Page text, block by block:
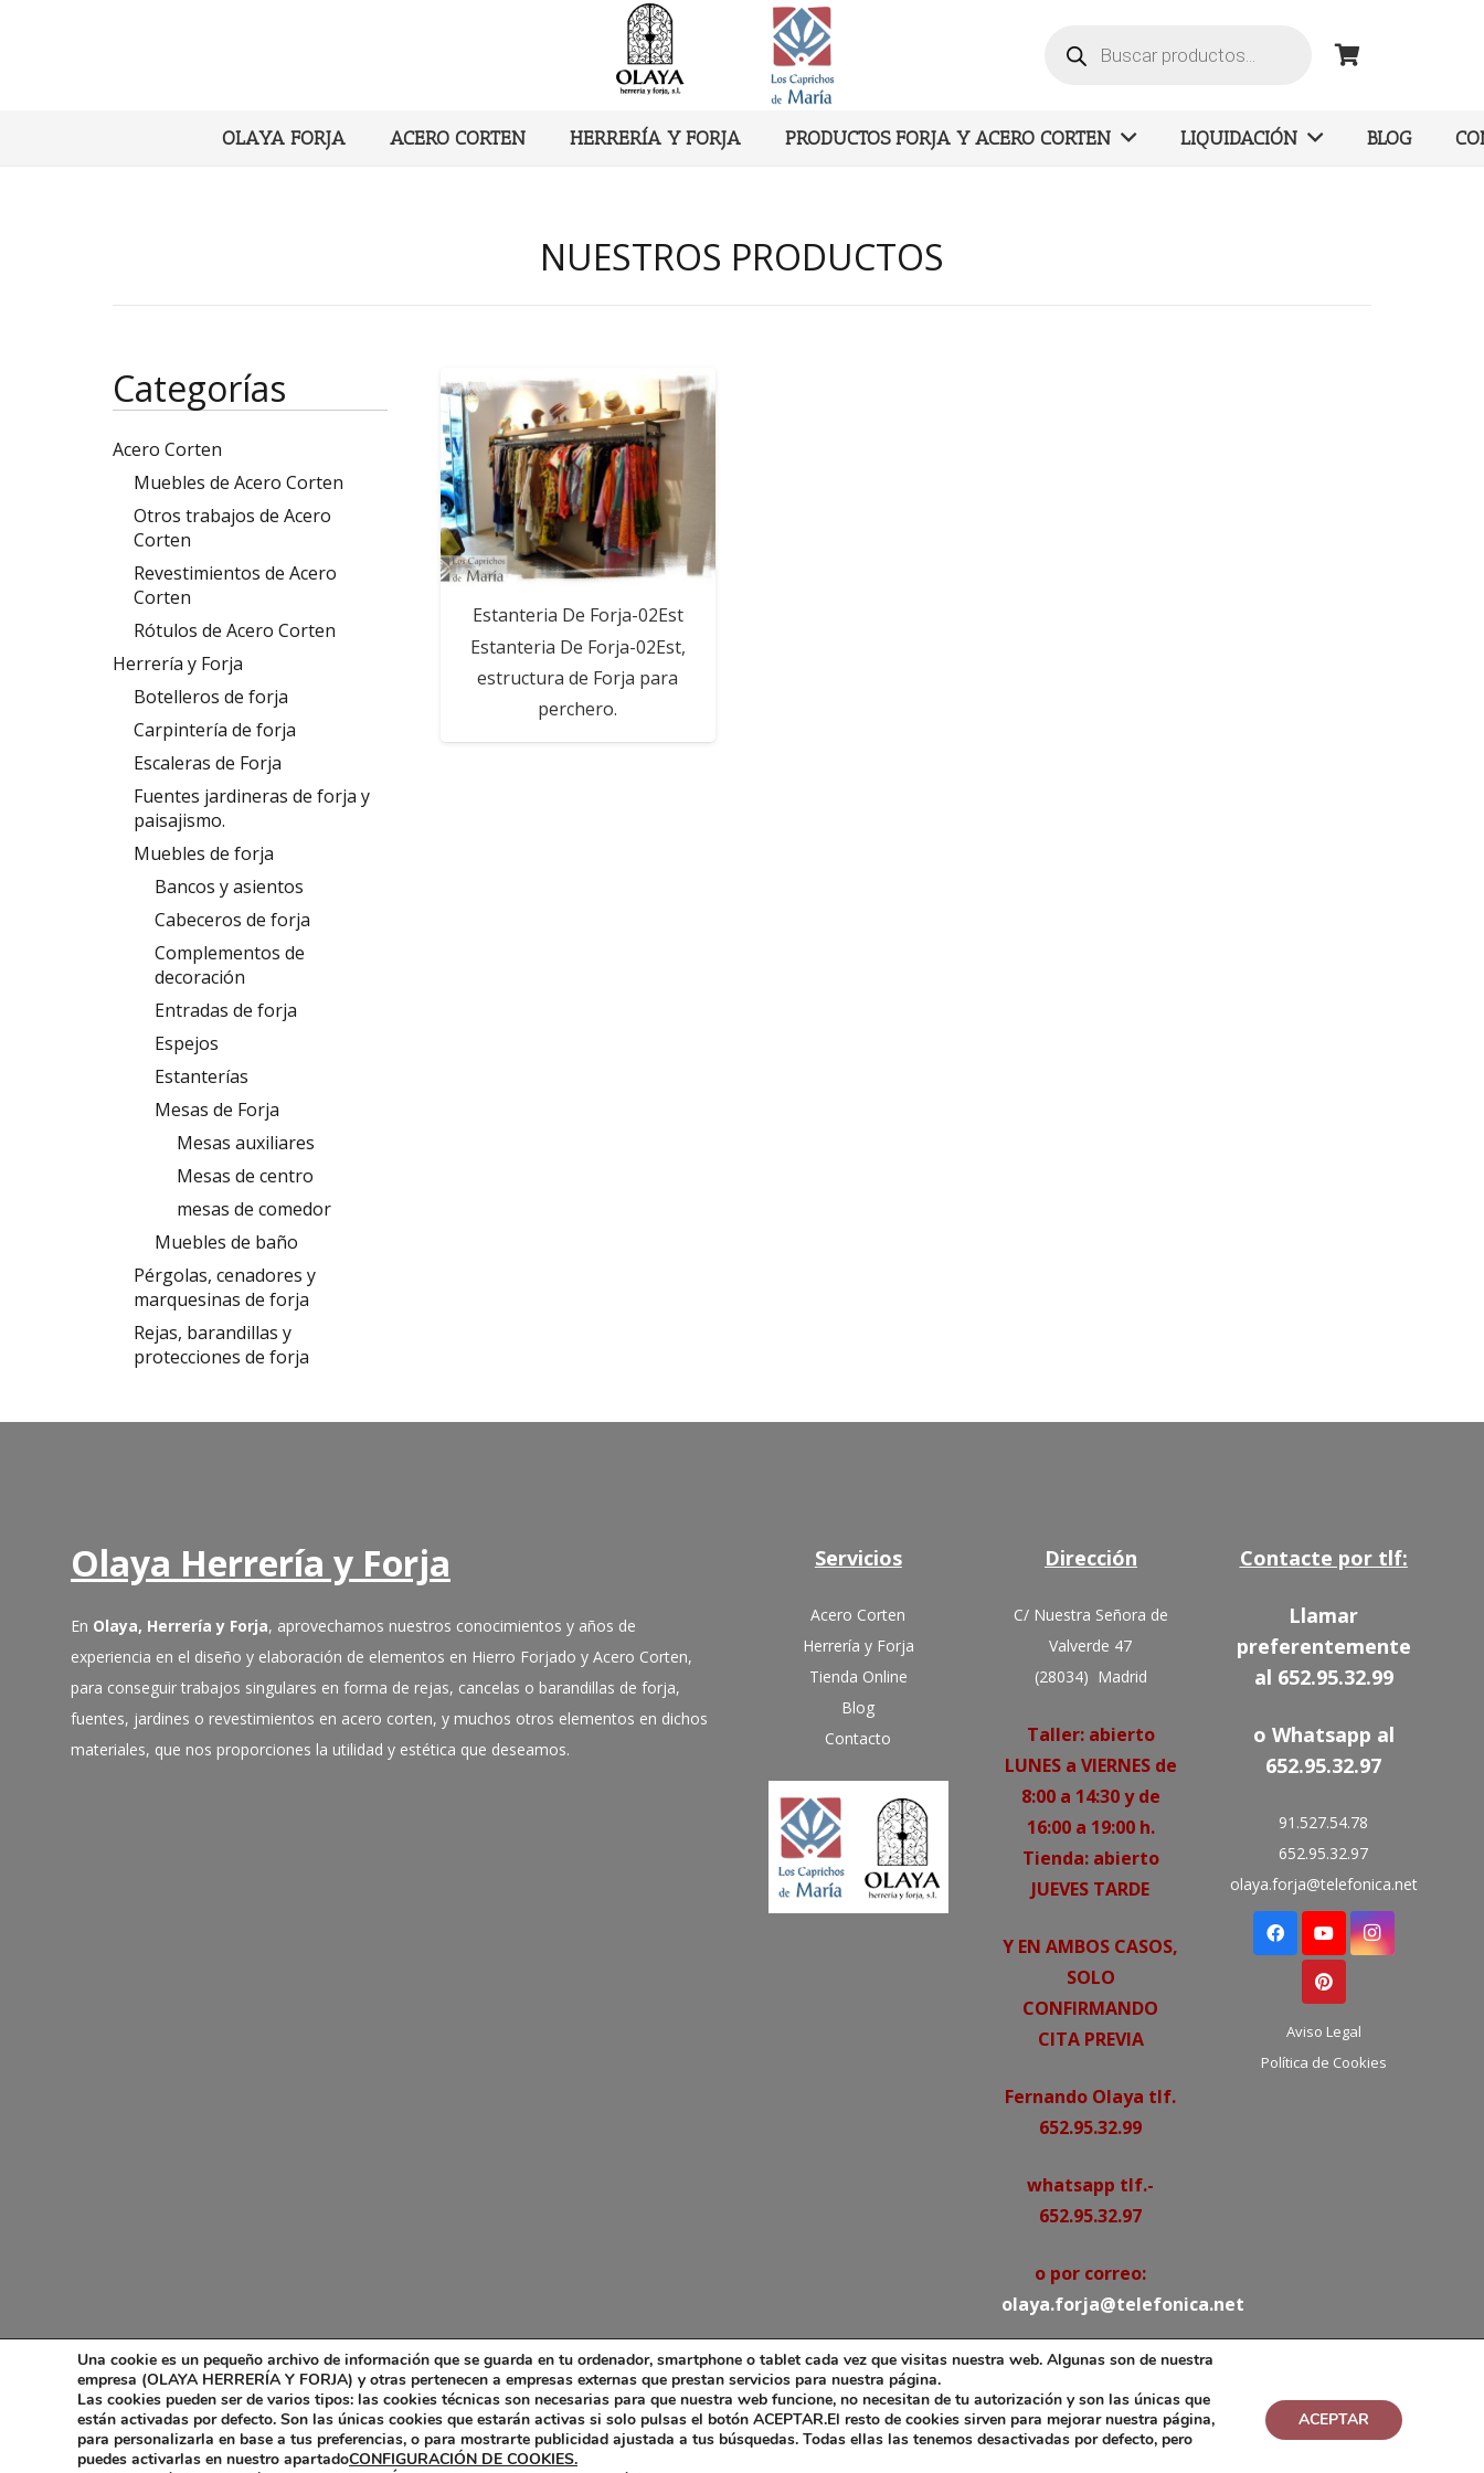
productos
OLAYA FORJA ACERO CORTEN HERRERÍA Y FORJA PRODUCTOS FORJA Y ACERO CORTEN LIQUIDACIÓN BLOG
NUESTROS PRODUCTOS
Categorías
Acero Corten
Muebles de Acero Corten
Otros trabajos de Acero
Corten
Revestimientos de Acero
Corten
Rótulos de Acero Corten
Herrería y Forja
Botelleros de forja
Carpintería de forja
Escaleras de Forja
Fuentes jardineras de forja y
paisajismo.
Muebles de forja
Bancos y asientos
Cabeceros de forja
Complementos de
decoración
Entradas de forja
Espejos
Estanterías
Mesas de Forja
Mesas auxiliares
Mesas de centro
mesas de comedor
Muebles de baño
Pérgolas, cenadores y
marquesinas de forja
Rejas, barandillas y
protecciones de forja
Estanteria De Forja-02Est
Estanteria De Forja-02Est,
estructura de Forja para
perchero.
Olaya Herrería y Forja
En Olaya, Herrería y Forja, aprovechamos nuestros conocimientos y años de
experiencia en el diseño y elaboración de elementos en Hierro Forjado y Acero Corten,
para conseguir trabajos singulares en forma de rejas, cancelas o barandillas de forja,
fuentes, jardines o revestimientos en acero corten, y muchos otros elementos en dichos
materiales, que nos proporciones la utilidad y estética que deseamos.
Servicios
Acero Corten
Herrería y Forja
Tienda Online
Blog
Contacto
Dirección
C/ Nuestra Señora de
Valverde 47
(28034) Madrid
Taller: abierto
LUNES a VIERNES de
8:00 a 14:30 y de
16:00 a 19:00 h.
Tienda: abierto
JUEVES TARDE
Y EN AMBOS CASOS,
SOLO
CONFIRMANDO
CITA PREVIA
Fernando Olaya tlf.
652.95.32.99
whatsapp tlf.-
652.95.32.97
o por correo:
olaya.forja@telefonica.net
Contacte por tlf:
Llamar
preferentemente
al 652.95.32.99
o Whatsapp al
652.95.32.97
91.527.54.78
652.95.32.97
olaya.forja@telefonica.net
Aviso Legal
Política de Cookies
Diseño web por Pinkstone™
Una cookie es un pequeño archivo de información que se guarda en tu ordenador, smartphone o tablet cada vez que visitas nuestra web. Algunas son de nuestra
empresa (OLAYA HERRERÍA Y FORJA) y otras pertenecen a empresas externas que prestan servicios para nuestra página.
Las cookies pueden ser de varios tipos: las cookies técnicas son necesarias para que nuestra web funcione, no necesitan de tu autorización y son las únicas que
están activadas por defecto. Son las únicas cookies que estarán activas si solo pulsas el botón ACEPTAR.El resto de cookies sirven para mejorar nuestra página,
para personalizarla en base a tus preferencias, o para mostrarte publicidad ajustada a tus búsquedas. Todas ellas las tenemos desactivadas por defecto, pero
puedes activarlas en nuestro apartadoCONFIGURACIÓN DE COOKIES.
ACEPTAR